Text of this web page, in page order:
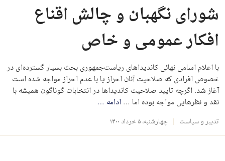
شورای نگهبان و چالش اقناع
افکار عمومی و خاص
با اعلام اسامی نهائی کاندیداهای ریاست‌جمهوری بحث بسیار گسترده‌ای در
خصوص افرادی که صلاحیت آنان احراز یا با عدم احراز مواجه شده است
آغاز شد. اگرچه تایید صلاحیت کاندیداها در انتخابات گوناگون همیشه با
نقد و نظرهایی مواجه بوده اما …ادامه …
تدبیر و سیاست چهارشنبه، ۵ خرداد ۱۴۰۰